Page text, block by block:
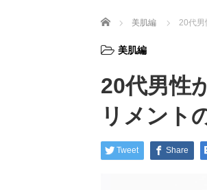
ホーム 美肌編 20代男
美肌編
20代男性
リメント
Tweet Share